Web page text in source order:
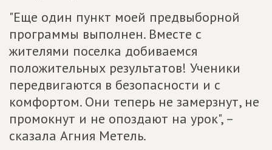
"Еще один пункт моей предвыборной
программы выполнен. Вместе с
жителями поселка добиваемся
положительных результатов! Ученики
передвигаются в безопасности и с
комфортом. Они теперь не замерзнут, не
промокнут и не опоздают на урок", –
сказала Агния Метель.